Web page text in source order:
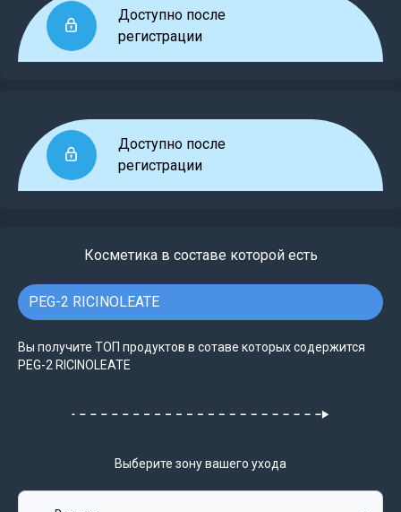
Доступно после
регистрации
Доступно после
регистрации
Косметика в составе которой есть
PEG-2 RICINOLEATE
Вы получите ТОП продуктов в сотаве которых содержится
PEG-2 RICINOLEATE
Выберите зону вашего ухода